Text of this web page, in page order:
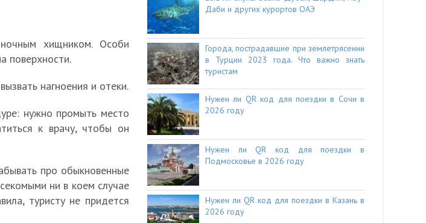
хищником. Особи
поверхности.
нагноения и отеки.
нужно промыть место
к врачу, чтобы он
про обыкновенные
ни в коем случае
туристу не придется
Даби и других курортов ОАЭ
Города, пострадавшие при землетрясении
в Турции 2023 года. Что важно знать
туристам
Нужен ли QR код для поездки в Сочи в
2026 году
Нужен ли QR код для поездки в
Подмосковье в 2026 году
Нужен ли QR код для поездки в Казань в
2026 году